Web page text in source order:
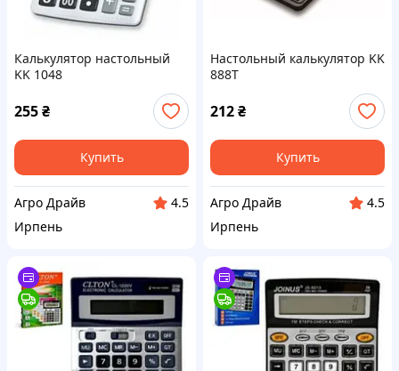
Калькулятор настольный
KK 1048
255₴
Купить
Агро Драйв
4.5
Ирпень
Настольный калькулятор KK
888T
212₴
Купить
Агро Драйв
4.5
Ирпень